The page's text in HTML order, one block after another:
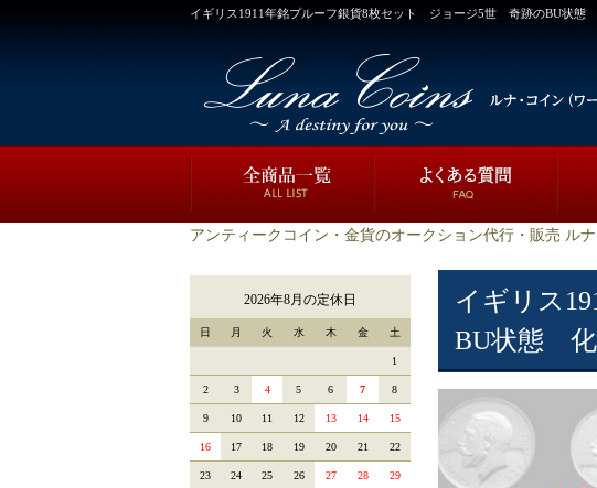
イギリス1911年銘プルーフ銀貨8枚セット ジョージ5世 奇跡のBU状態
アンティークコイン・金貨のオークション代行・販売 ル
イギリス
BU状態 化
2026年8月の定休日
日 月 火 水 木 金 土
1
2 3 4 5 6 7 8
9 10 11 12 13 14 15
16 17 18 19 20 21 22
23 24 25 26 27 28 29